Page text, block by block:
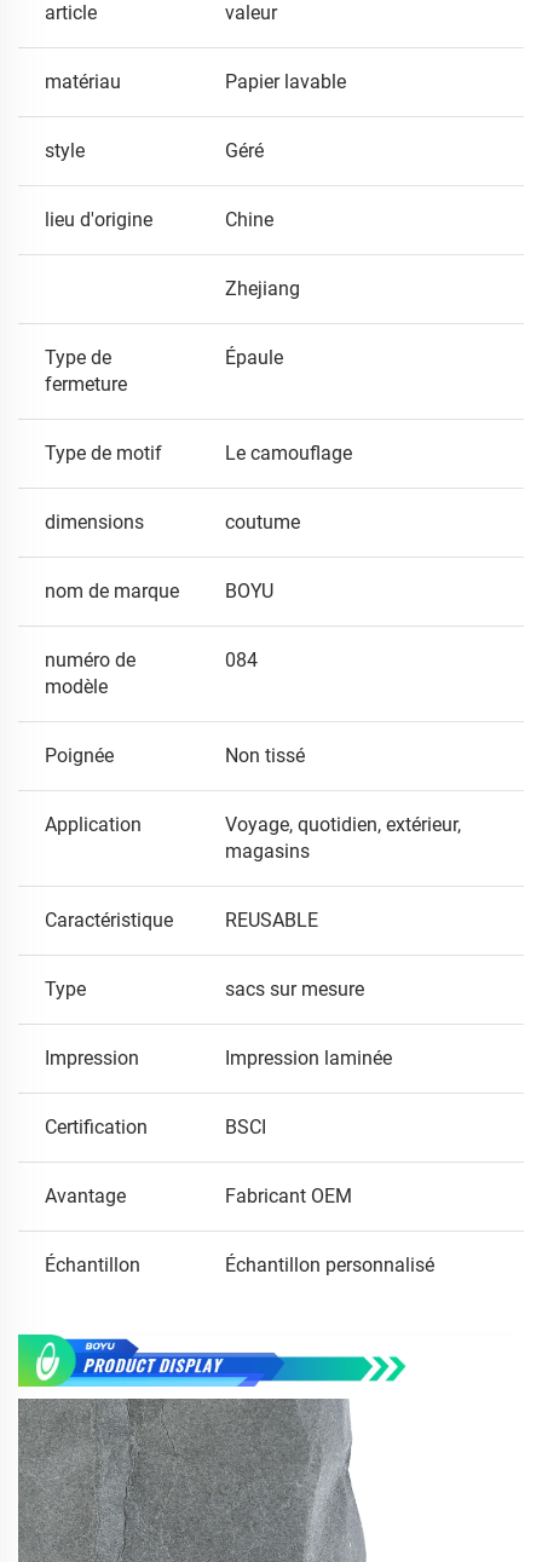
article valeur
matériau Papier lavable
style Géré
lieu d'origine Chine
Zhejiang
Type de
fermeture
Épaule
Type de motif Le camouflage
dimensions coutume
nom de marque BOYU
numéro de
modèle
084
Poignée Non tissé
Application
Voyage, quotidien, extérieur,
magasins
Caractéristique REUSABLE
Type sacs sur mesure
Impression Impression laminée
Certification BSCI
Avantage Fabricant OEM
Échantillon Échantillon personnalisé